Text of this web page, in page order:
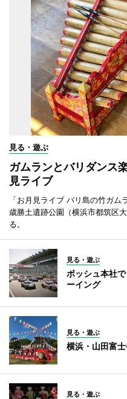
見る・遊ぶ
ガムランとバリダンス
見ライブ
「お月見ライブ バリ島の竹ガム
歳勝土遺跡公園（横浜市都筑区
る。
見る・遊ぶ
ボッシュ本社
ーイング
見る・遊ぶ
横浜・山田富
見る・遊ぶ